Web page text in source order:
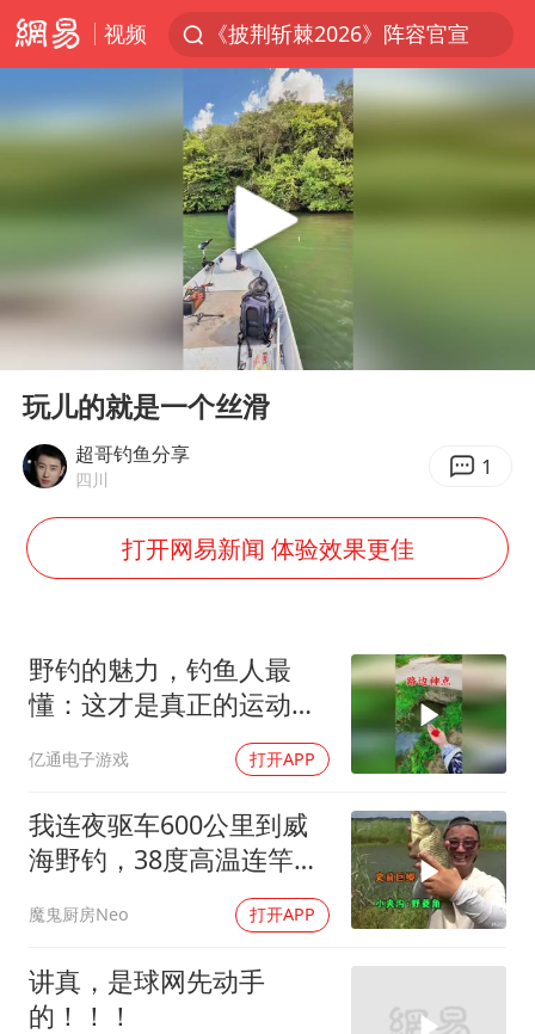
视频
《披荆斩棘2026》阵容官宣
杭州机场已取消航班388架次
白海豚北上或致京津冀暴雨
美将每月供乌爱国者拦截导弹
新疆一婚礼线上邀请引热议
《龙餐馆》 冲奖
构建更高水平的全民健身公共服务体系
云南一男子胃中取出180颗铁钉
曹颖儿子首次演长剧
奋力开创中国式现代化建设新局面
Play
玩儿的就是一个丝滑
超哥钓鱼分享
四川 1
打开网易新闻 体验效果更佳
野钓的魅力，钓鱼人最
懂：这才是真正的运动顶
亿通电子游戏 打开APP
我连夜驱车600公里到威
海野钓，38度高温连竿半
魔鬼厨房Neo 打开APP
讲真，是球网先动手
的！！！